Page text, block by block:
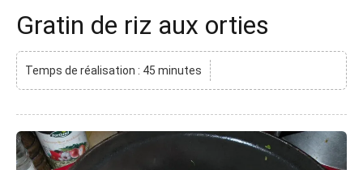
Gratin de riz aux orties
Temps de réalisation : 45 minutes